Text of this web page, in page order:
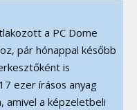
a PC Dome
pár hónappal később
is
ezer írásos anyag
amivel a képzeletbeli